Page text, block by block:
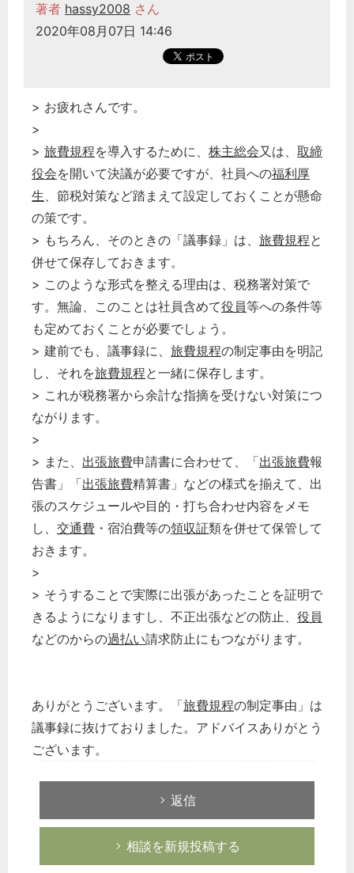
著者 hassy2008 さん
2020年08月07日 14:46
> お疲れさんです。
>
> 旅費規程を導入するために、 株主総会又は、 取締
役会を開いて決議が必要ですが、社員への福利厚
生、節税対策など踏まえて設定しておくことが懸命
の策です。
> もちろん、そのときの「議事録」は、 旅費規程と
併せて保存しておきます。
> このような形式を整える理由は、税務署対策で
す。無論、このことは社員含めて役員等への条件等
も定めておくことが必要でしょう。
> 建前でも、議事録に、 旅費規程の制定事由を明記
し、それを旅費規程と一緒に保存します。
> これが税務署から余計な指摘を受けない対策につ
ながります。
>
> また、 出張旅費申請書に合わせて、「出張旅費報
告書」「出張旅費精算書」などの様式を揃えて、出
張のスケジュールや目的・打ち合わせ内容をメモ
し、 交通費 ・宿泊費等の領収証類を併せて保管して
おきます。
>
> そうすることで実際に出張があったことを証明で
きるようになりますし、不正出張などの防止、 役員
などのからの過払い請求防止にもつながります。
ありがとうございます。「旅費規程の制定事由」は
議事録に抜けておりました。アドバイスありがとう
ございます。
返信
相談を新規投稿する